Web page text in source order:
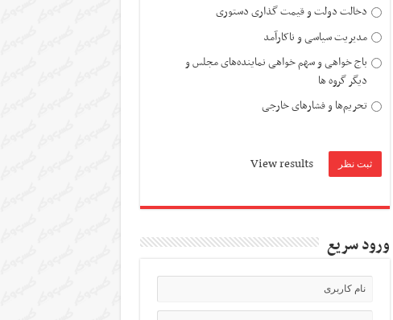
دخالت دولت و قیمت گذاری دستوری
مدیریت سیاسی و ناکارآمد
باج خواهی و سهم خواهی نماینده‌های مجلس و
دیگر گروه ها
تحریم‌ها و فشارهای خارجی
View results
ورود سریع